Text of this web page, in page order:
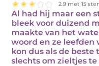
2.9 met 15
Al had hij maar een
bleek voor duizend
maakte van het
woord en ze leefden
kon dus als de beste
slechts om zieltjes